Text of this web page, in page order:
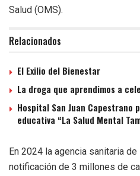
Salud (OMS).
Relacionados
El Exilio del Bienestar
La droga que aprendimos a
Hospital San Juan Capestrano
educativa “La Salud Mental
En 2024 la agencia sanitaria
notificación de 3 millones de